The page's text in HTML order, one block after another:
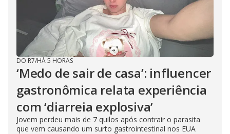
DO R7/HÁ 5 HORAS
‘Medo de sair de casa’: influencer
gastronômica relata experiência
com ‘diarreia explosiva’
Jovem perdeu mais de 7 quilos após contrair o parasita
que vem causando um surto gastrointestinal nos EUA